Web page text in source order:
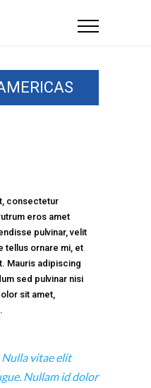
consectetur
eros amet
pulvinar, velit
tellus ornare mi, et
Mauris adipiscing
sed pulvinar nisi
sit amet,
Nulla vitae elit
Nullam id dolor